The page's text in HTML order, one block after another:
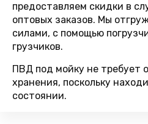
предоставляем скидки в
оптовых заказов. Мы
силами, с помощью
грузчиков.
ПВД под мойку не требует
хранения, поскольку
состоянии.